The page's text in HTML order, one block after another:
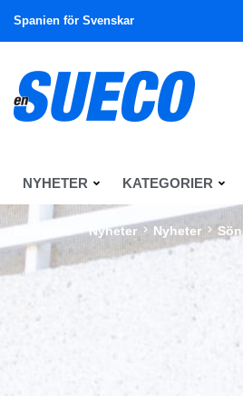
Spanien för Svenskar
NYHETER KATEGORIER
En Sueco Nyheter Nyheter